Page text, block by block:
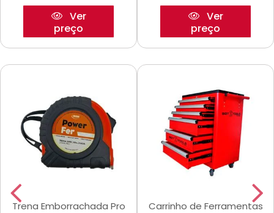
Ver
preço
Ver
preço
Trena Emborrachada Pro
Carrinho de Ferramentas